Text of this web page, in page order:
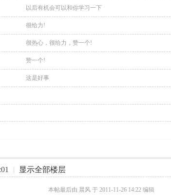
以后有机会可以和你学习一下
很给力!
很热心，很给力，赞一个!
赞一个!
这是好事
| 显示全部楼层
本帖最后由 晨风 于 2011-11-26 14:22 编辑